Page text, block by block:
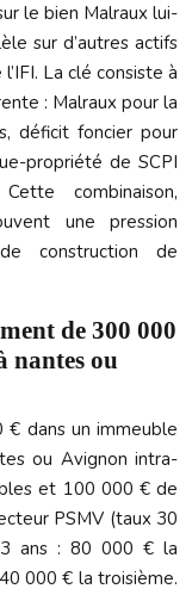
le bien Malraux lui-
sur d’autres actifs
La clé consiste à
: Malraux pour la
déficit foncier pour
propriété de SCPI
combinaison,
une pression
construction de
de 300 000
nantes ou
€ dans un immeuble
ou Avignon intra-
et 100 000 € de
PSMV (taux 30
ans : 80 000 € la
000 € la troisième.